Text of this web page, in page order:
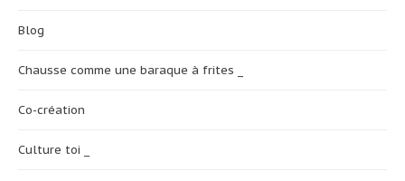
Blog
Chausse comme une baraque à frites _
Co-création
Culture toi _